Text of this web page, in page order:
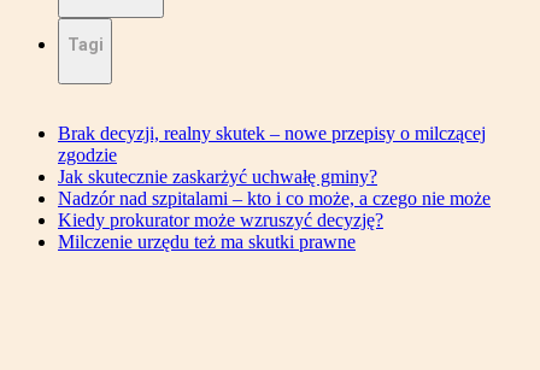
Tagi
Brak decyzji, realny skutek – nowe przepisy o milczącej
zgodzie
Jak skutecznie zaskarżyć uchwałę gminy?
Nadzór nad szpitalami – kto i co może, a czego nie może
Kiedy prokurator może wzruszyć decyzję?
Milczenie urzędu też ma skutki prawne